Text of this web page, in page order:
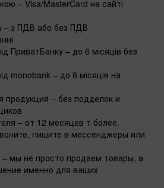
– Visa/MasterCard на сайті
– з ПДВ або без ПДВ
ПриватБанку – до 6 місяців без
monobank – до 8 місяців на
продукция – без подделок и
– от 12 месяцев т более.
пишите в мессенджеры или
мы не просто продаем товары, а
именно для ваших